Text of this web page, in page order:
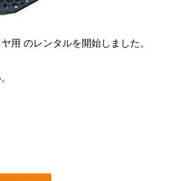
用 のレンタルを開始しました。